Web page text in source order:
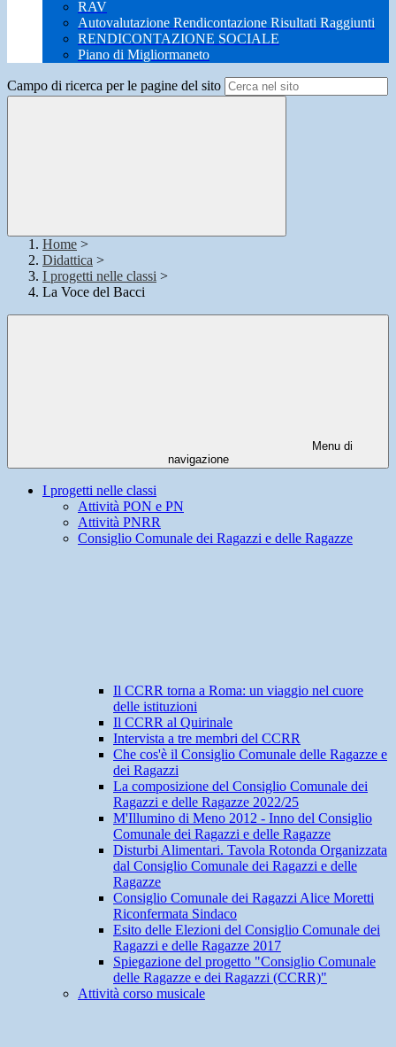
RAV
Autovalutazione Rendicontazione Risultati Raggiunti
RENDICONTAZIONE SOCIALE
Piano di Migliormaneto
Campo di ricerca per le pagine del sito
Home >
Didattica >
I progetti nelle classi >
La Voce del Bacci
Menu di
navigazione
I progetti nelle classi
Attività PON e PN
Attività PNRR
Consiglio Comunale dei Ragazzi e delle Ragazze
Il CCRR torna a Roma: un viaggio nel cuore
delle istituzioni
Il CCRR al Quirinale
Intervista a tre membri del CCRR
Che cos'è il Consiglio Comunale delle Ragazze e
dei Ragazzi
La composizione del Consiglio Comunale dei
Ragazzi e delle Ragazze 2022/25
M'Illumino di Meno 2012 - Inno del Consiglio
Comunale dei Ragazzi e delle Ragazze
Disturbi Alimentari. Tavola Rotonda Organizzata
dal Consiglio Comunale dei Ragazzi e delle
Ragazze
Consiglio Comunale dei Ragazzi Alice Moretti
Riconfermata Sindaco
Esito delle Elezioni del Consiglio Comunale dei
Ragazzi e delle Ragazze 2017
Spiegazione del progetto "Consiglio Comunale
delle Ragazze e dei Ragazzi (CCRR)"
Attività corso musicale